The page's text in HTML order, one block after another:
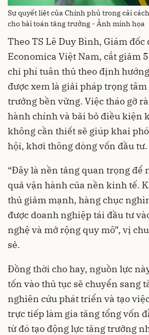
Sự quyết liệt của Chính phủ trong cải
cho bài toán tăng trưởng - Ảnh minh họa
Theo TS Lê Duy Bình, Giám
Economica Việt Nam, cắt giảm
chi phí tuân thủ theo định
được xem là giải pháp trọng
trưởng bền vững. Việc tháo gỡ
hành chính và bãi bỏ điều kiện
không cần thiết sẽ giúp khai
hội, khơi thông dòng vốn đầu tư.
“Đây là nền tảng quan trọng để
quả vận hành của nền kinh tế.
thủ giảm mạnh, hàng chục
được doanh nghiệp tái đầu tư
nghệ và mở rộng quy mô”, vị
sẻ.
Đồng thời cho hay, nguồn lực
tốn vào thủ tục sẽ chuyển sang
nghiên cứu phát triển và tạo
trực tiếp làm gia tăng tổng vốn
từ đó tạo động lực tăng trưởng